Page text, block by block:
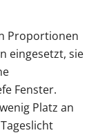
Proportionen
eingesetzt, sie
Fenster.
Platz an